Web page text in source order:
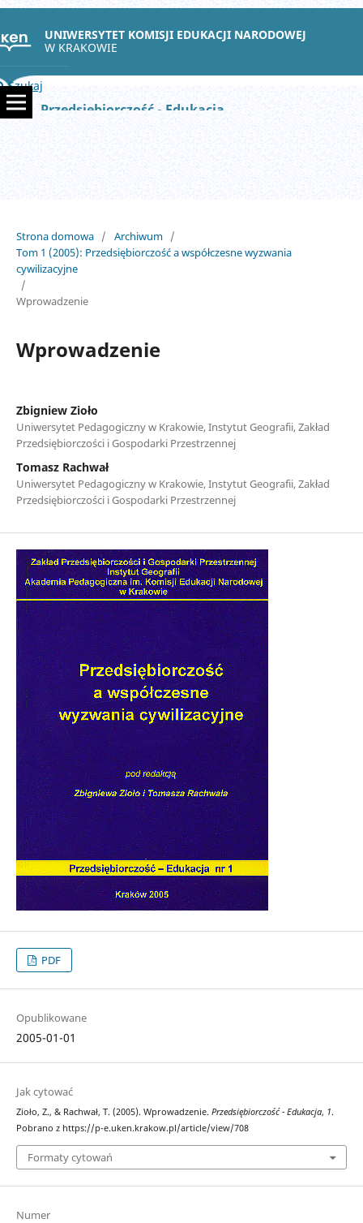
UNIWERSYTET KOMISJI EDUKACJI NARODOWEJ
W KRAKOWIE
Szukaj
Przedsiębiorczość - Edukacja
Strona domowa / Archiwum /
Tom 1 (2005): Przedsiębiorczość a współczesne wyzwania
cywilizacyjne
/
Wprowadzenie
Wprowadzenie
Zbigniew Zioło
Uniwersytet Pedagogiczny w Krakowie, Instytut Geografii, Zakład
Przedsiębiorczości i Gospodarki Przestrzennej
Tomasz Rachwał
Uniwersytet Pedagogiczny w Krakowie, Instytut Geografii, Zakład
Przedsiębiorczości i Gospodarki Przestrzennej
PDF
Opublikowane
2005-01-01
Jak cytować
Zioło, Z., & Rachwał, T. (2005). Wprowadzenie. Przedsiębiorczość - Edukacja, 1.
Pobrano z https://p-e.uken.krakow.pl/article/view/708
Formaty cytowań
Numer